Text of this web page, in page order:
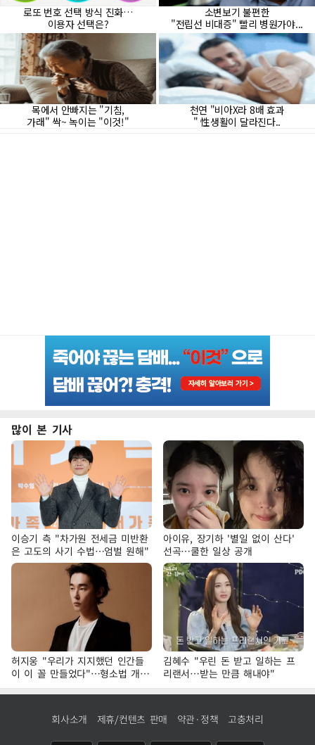
많이 본 기사
이승기 측 "차가원 전세금 미반환
은 고도의 사기 수법…엄벌 원해"
아이유, 장기하 '별일 없이 산다'
선곡…쿨한 일상 공개
허지웅 "우리가 지지했던 인간들
이 이 꼴 만들었다"…형소법 개정
에 격한 반응
김혜수 "우린 돈 받고 일하는 프
리랜서…받는 만큼 해내야"
회사소개 제휴/컨텐츠 판매 약관·정책 고충처리